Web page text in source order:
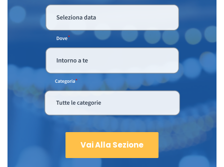
Vai Alla Sezione